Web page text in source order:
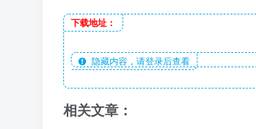
下载地址：
隐藏内容，请登录后查看
相关文章：